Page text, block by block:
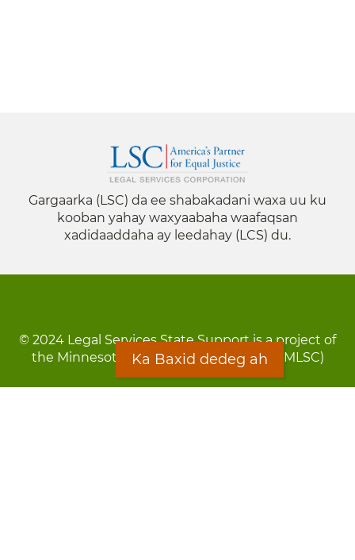
Gargaarka (LSC) da ee shabakadani waxa uu ku
kooban yahay waxyaabaha waafaqsan
xadidaaddaha ay leedahay (LCS) du.
© 2024 Legal Services State Support is a project of
the Minnesota Legal Services Coalition (MLSC)
Ka Baxid dedeg ah